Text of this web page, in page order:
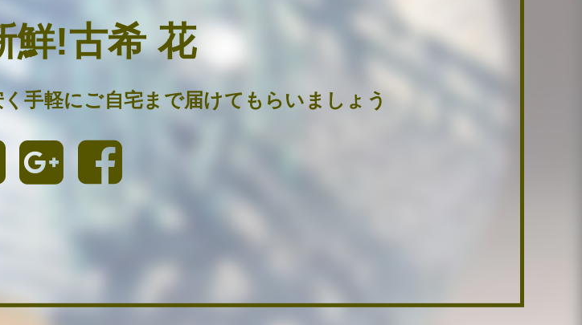
鮮!古希 花
手軽にご自宅まで届けてもらいましょう